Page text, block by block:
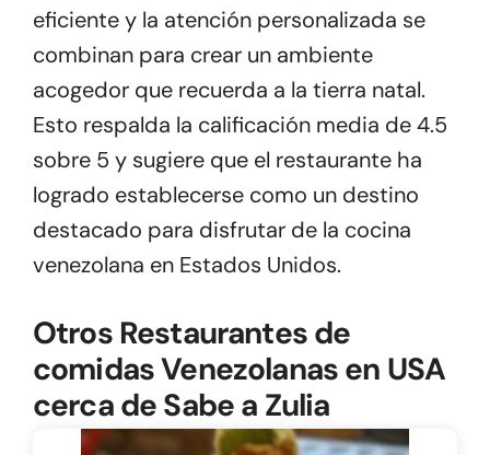
eficiente y la atención personalizada se
combinan para crear un ambiente
acogedor que recuerda a la tierra natal.
Esto respalda la calificación media de 4.5
sobre 5 y sugiere que el restaurante ha
logrado establecerse como un destino
destacado para disfrutar de la cocina
venezolana en Estados Unidos.
Otros Restaurantes de
comidas Venezolanas en USA
cerca de Sabe a Zulia